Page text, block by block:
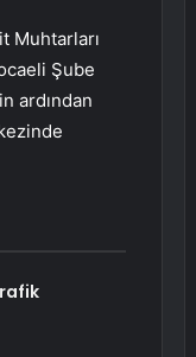
Muhtarları
Şube
ardından